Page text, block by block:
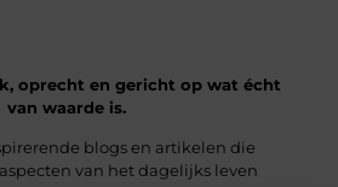
oprecht en gericht op wat écht
van waarde is.
blogs en artikelen die
van het dagelijks leven